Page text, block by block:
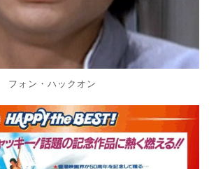
フォン・ハックオン